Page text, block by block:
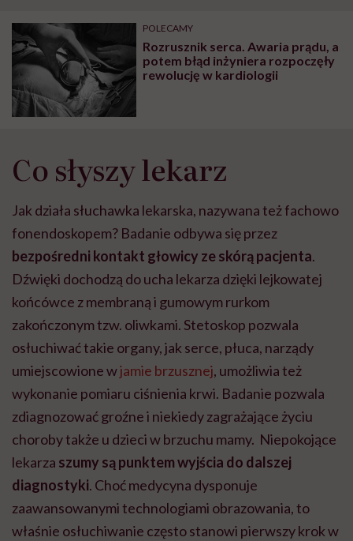
POLECAMY
Rozrusznik serca. Awaria prądu, a
potem błąd inżyniera rozpoczęły
rewolucję w kardiologii
Co słyszy lekarz
Jak działa słuchawka lekarska, nazywana też fachowo
fonendoskopem? Badanie odbywa się przez
bezpośredni kontakt głowicy ze skórą pacjenta.
Dźwięki dochodzą do ucha lekarza dzięki lejkowatej
końcówce z membraną i gumowym rurkom
zakończonym tzw. oliwkami. Stetoskop pozwala
osłuchiwać takie organy, jak serce, płuca, narządy
umiejscowione wjamie brzusznej, umożliwia też
wykonanie pomiaru ciśnienia krwi. Badanie pozwala
zdiagnozować groźne i niekiedy zagrażające życiu
choroby także u dzieci w brzuchu mamy. Niepokojące
lekarza szumy są punktem wyjścia do dalszej
diagnostyki. Choć medycyna dysponuje
zaawansowanymi technologiami obrazowania, to
właśnie osłuchiwanie często stanowi pierwszy krok w